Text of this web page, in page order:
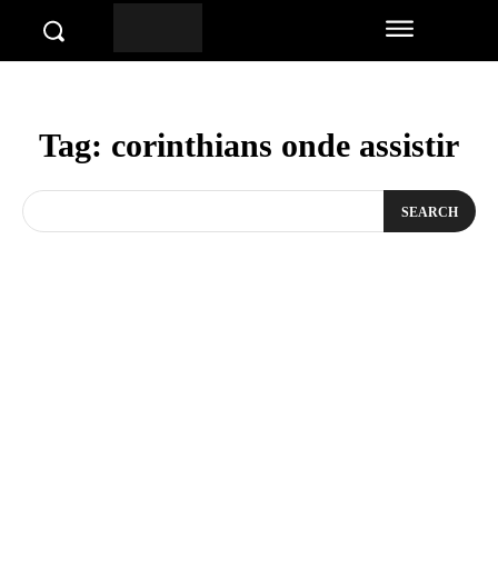
Tag: corinthians onde assistir
SEARCH